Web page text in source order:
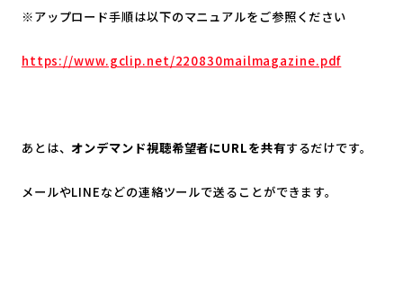
※アップロード手順は以下のマニュアルをご参照ください
https://www.gclip.net/220830mailmagazine.pdf
あとは、 オンデマンド視聴希望者にURLを共有するだけです。
メールやLINEなどの連絡ツールで送ることができます。